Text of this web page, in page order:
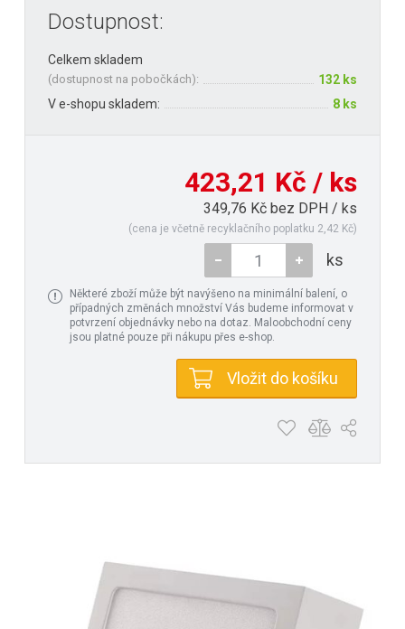
Dostupnost:
Celkem skladem
(dostupnost na pobočkách):
132 ks
V e-shopu skladem:
8 ks
423,21 Kč / ks
349,76 Kč bez DPH / ks
(cena je včetně recyklačního poplatku 2,42 Kč)
ks
Některé zboží může být navýšeno na minimální balení, o
případných změnách množství Vás budeme informovat v
potvrzení objednávky nebo na dotaz. Maloobchodní ceny
jsou platné pouze při nákupu přes e-shop.
Vložit do košíku